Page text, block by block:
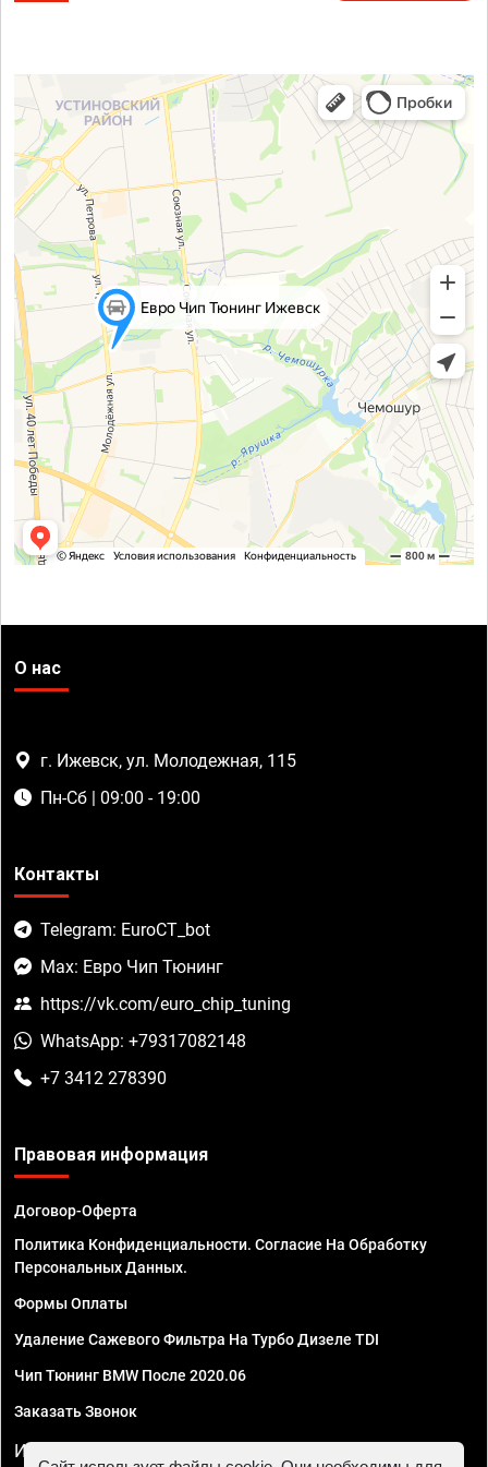
О нас
г. Ижевск, ул. Молодежная, 115
Пн-Сб | 09:00 - 19:00
Контакты
Telegram: EuroCT_bot
Max: Евро Чип Тюнинг
https://vk.com/euro_chip_tuning
WhatsApp: +79317082148
+7 3412 278390
Правовая информация
Договор-Оферта
Политика Конфиденциальности. Согласие На Обработку
Персональных Данных.
Формы Оплаты
Удаление Сажевого Фильтра На Турбо Дизеле TDI
Чип Тюнинг BMW После 2020.06
Заказать Звонок
ИП Смирнов Георгий Павлович. ИНН 781302555843,